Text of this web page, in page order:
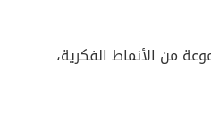
من الأنماط الفكرية،